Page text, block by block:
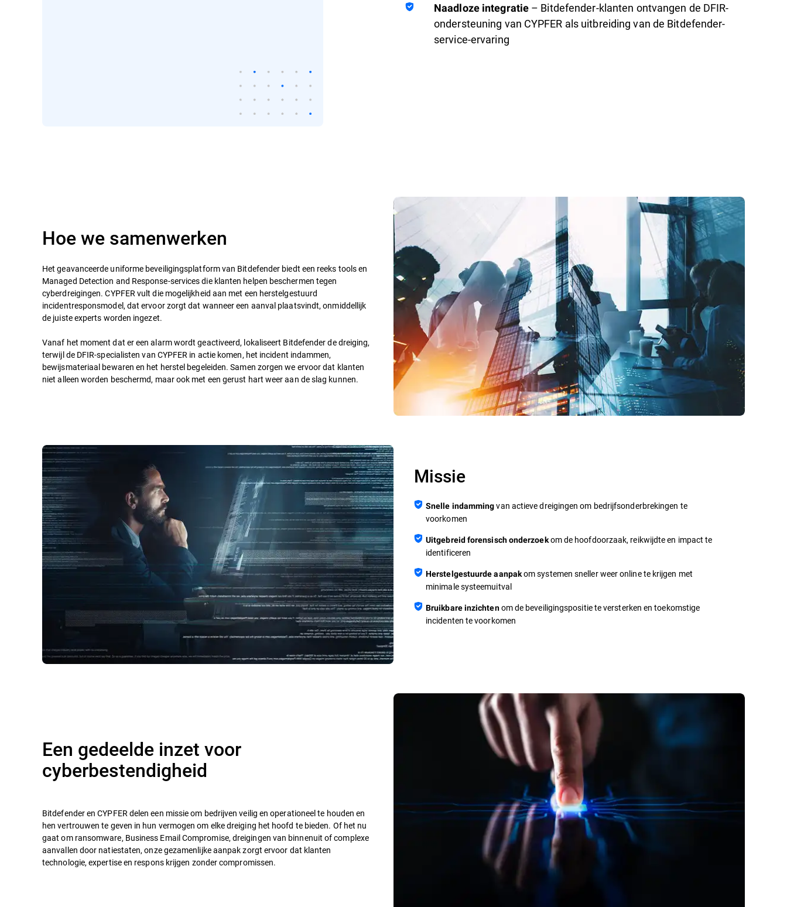
Naadloze integratie – Bitdefender-klanten ontvangen de DFIR-
ondersteuning van CYPFER als uitbreiding van de Bitdefender-
service-ervaring
Hoe we samenwerken
Het geavanceerde uniforme beveiligingsplatform van Bitdefender biedt een reeks tools en
Managed Detection and Response-services die klanten helpen beschermen tegen
cyberdreigingen. CYPFER vult die mogelijkheid aan met een herstelgestuurd
incidentresponsmodel, dat ervoor zorgt dat wanneer een aanval plaatsvindt, onmiddellijk
de juiste experts worden ingezet.
Vanaf het moment dat er een alarm wordt geactiveerd, lokaliseert Bitdefender de dreiging,
terwijl de DFIR-specialisten van CYPFER in actie komen, het incident indammen,
bewijsmateriaal bewaren en het herstel begeleiden. Samen zorgen we ervoor dat klanten
niet alleen worden beschermd, maar ook met een gerust hart weer aan de slag kunnen.
Missie
Snelle indammingvan actieve dreigingen om bedrijfsonderbrekingen te
voorkomen
Uitgebreid forensisch onderzoekom de hoofdoorzaak, reikwijdte en impact te
identificeren
Herstelgestuurde aanpakom systemen sneller weer online te krijgen met
minimale systeemuitval
Bruikbare inzichtenom de beveiligingspositie te versterken en toekomstige
incidenten te voorkomen
Een gedeelde inzet voor
cyberbestendigheid
Bitdefender en CYPFER delen een missie om bedrijven veilig en operationeel te houden en
hen vertrouwen te geven in hun vermogen om elke dreiging het hoofd te bieden. Of het nu
gaat om ransomware, Business Email Compromise, dreigingen van binnenuit of complexe
aanvallen door natiestaten, onze gezamenlijke aanpak zorgt ervoor dat klanten
technologie, expertise en respons krijgen zonder compromissen.